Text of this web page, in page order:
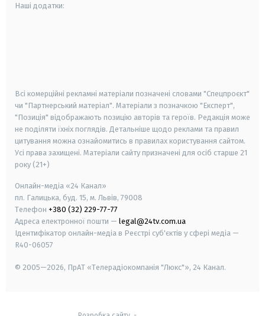
Наші додатки:
Всі комерційні рекламні матеріали позначені словами "Спецпроєкт"
чи "Партнерський матеріал". Матеріали з позначкою "Експерт",
"Позиція" відображають позицію авторів та героїв. Редакція може
не поділяти їхніх поглядів. Детальніше щодо реклами та правил
цитування можна ознайомитись в правилах користування сайтом.
Усі права захищені. Матеріали сайту призначені для осіб старше 21
року (21+)
Онлайн-медіа «24 Канал»
пл. Галицька, буд. 15, м. Львів, 79008
Телефон +380 (32) 229-77-77
Адреса електронної пошти — legal@24tv.com.ua
Ідентифікатор онлайн-медіа в Реєстрі суб'єктів у сфері медіа —
R40-06057
© 2005—2026, ПрАТ «Телерадіокомпанія "Люкс"», 24 Канал.